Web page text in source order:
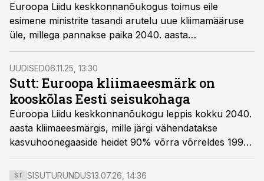
Euroopa Liidu keskkonnanõukogus toimus eile
esimene ministrite tasandi arutelu uue kliimamääruse
üle, millega pannakse paika 2040. aasta
kasvuhoonegaaside vähendamise vahe-eesmärk.
Arutelude keskmes olid vahe-eesmärgi saavutamise
eeltingimused, paindlikkusmehhanismid ja liikmesriikide
eripärade arvestamine.
UUDISED06.11.25, 13:30
Sutt: Euroopa kliimaeesmärk on
kooskõlas Eesti seisukohaga
Euroopa Liidu keskkonnanõukogu leppis kokku 2040.
aasta kliimaeesmärgis, mille järgi vähendatakse
kasvuhoonegaaside heidet 90% võrra võrreldes 1990.
aastaga, kui selleks on täidetud vajalikud eeltingimused.
ST SISUTURUNDUS13.07.26, 14:36